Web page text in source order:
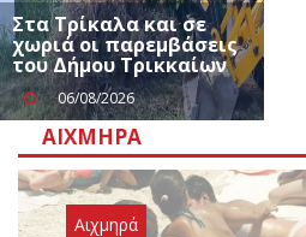
Στα Τρίκαλα και σε
χωριά οι παρεμβάσεις
του Δήμου Τρικκαίων
06/08/2026
ΑΙΧΜΗΡΆ
Αιχμηρά